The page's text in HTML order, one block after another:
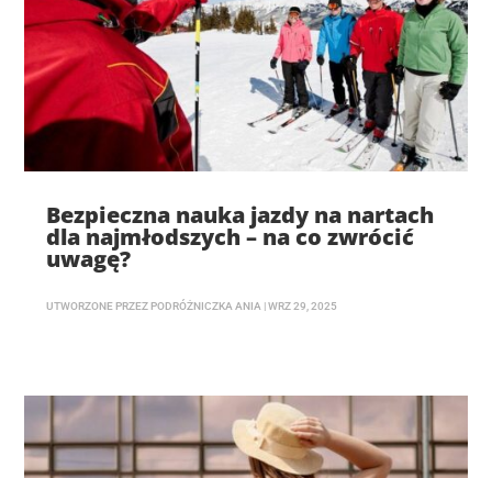
Bezpieczna nauka jazdy na nartach
dla najmłodszych – na co zwrócić
uwagę?
UTWORZONE PRZEZ PODRÓŻNICZKA ANIA |WRZ 29, 2025